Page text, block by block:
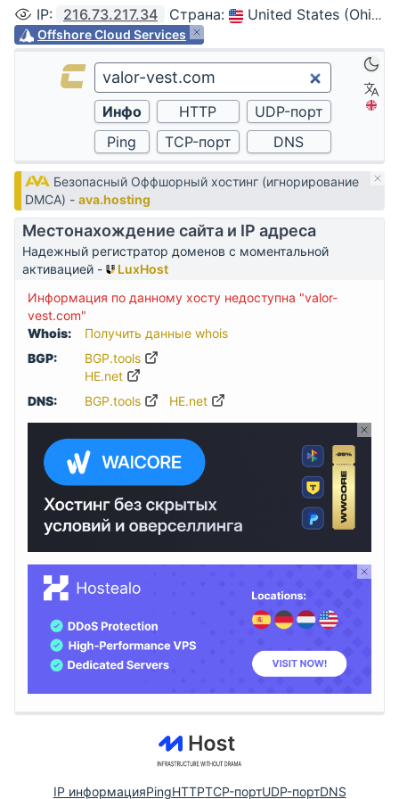
IP: 216.73.217.34 Страна: United States (Ohio, Columbus)
Offshore Cloud Services
Безопасный Оффшорный хостинг (игнорирование
DMCA) - ava.hosting
Местонахождение сайта и IP адреса
Надежный регистратор доменов с моментальной
активацией -
LuxHost
Информация по данному хосту недоступна "valor-
vest.com"
Whois:
Получить данные whois
BGP:
BGP.tools
HE.net
DNS:
BGP.tools HE.net
IP информацияPingHTTPTCP-портUDP-портDNS